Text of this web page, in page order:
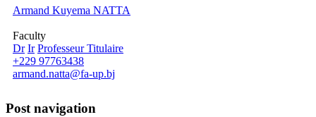
Armand Kuyema NATTA
Faculty
Dr Ir Professeur Titulaire
+229 97763438
armand.natta@fa-up.bj
Post navigation